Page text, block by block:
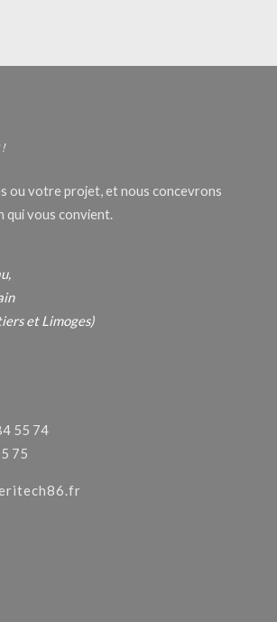
ou votre projet, et nous concevrons
qui vous convient.
et Limoges)
55 74
75